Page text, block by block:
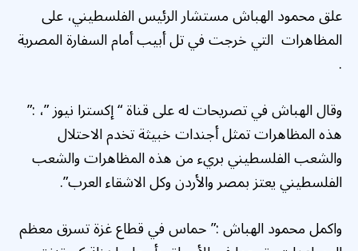
علق محمود الهباش مستشار الرئيس الفلسطيني، على
المظاهرات التي خرجت في تل أبيب أمام السفارة المصرية
.
وقال الهباش في تصريحات له على قناة “ إكسترا نيوز ”، :”
هذه المظاهرات تمثل أجندات خبيثة تخدم الاحتلال
والشعب الفلسطيني بريء من هذه المظاهرات والشعب
الفلسطيني يعتز بمصر والأردن وكل الاشقاء العرب”.
واكمل محمود الهباش :” حماس في قطاع غزة تسرق معظم